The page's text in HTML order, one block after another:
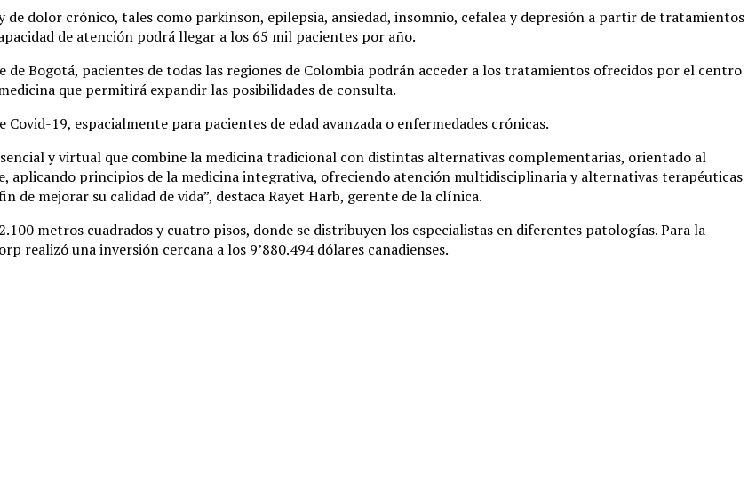
dolor crónico, tales como parkinson, epilepsia, ansiedad, insomnio, cefalea y depresión a partir de tratamientos
de atención podrá llegar a los 65 mil pacientes por año.
Bogotá, pacientes de todas las regiones de Colombia podrán acceder a los tratamientos ofrecidos por el centro
que permitirá expandir las posibilidades de consulta.
19, espacialmente para pacientes de edad avanzada o enfermedades crónicas.
y virtual que combine la medicina tradicional con distintas alternativas complementarias, orientado al
aplicando principios de la medicina integrativa, ofreciendo atención multidisciplinaria y alternativas terapéuticas
de mejorar su calidad de vida”, destaca Rayet Harb, gerente de la clínica.
metros cuadrados y cuatro pisos, donde se distribuyen los especialistas en diferentes patologías. Para la
realizó una inversión cercana a los 9’880.494 dólares canadienses.